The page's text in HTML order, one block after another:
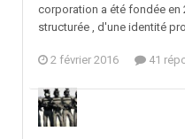
corporation a été fondée en
structurée , d'une identité
2 février 2016 41